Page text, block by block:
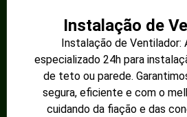
Instalação de
Instalação de
especializado 24h para
de teto ou parede.
segura, eficiente e com o
cuidando da fiação e das